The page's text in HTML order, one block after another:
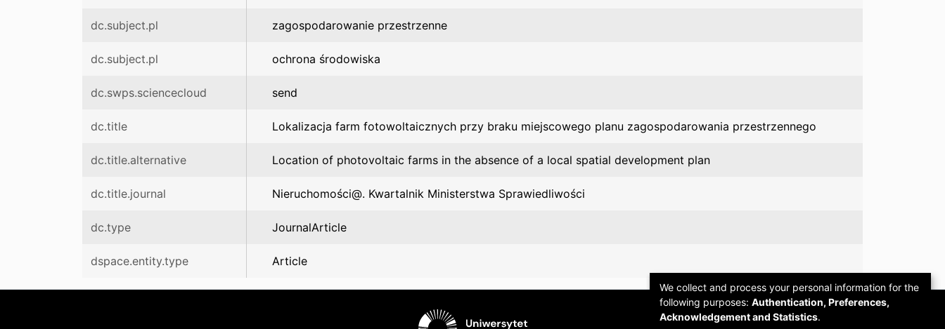
dc.subject.pl zagospodarowanie przestrzenne
dc.subject.pl ochrona środowiska
dc.swps.sciencecloud send
dc.title Lokalizacja farm fotowoltaicznych przy braku miejscowego planu zagospodarowania przestrzennego
dc.title.alternative Location of photovoltaic farms in the absence of a local spatial development plan
dc.title.journal Nieruchomości@. Kwartalnik Ministerstwa Sprawiedliwości
dc.type JournalArticle
dspace.entity.type Article
We collect and process your personal information for the
following purposes: Authentication, Preferences,
Acknowledgement and Statistics.